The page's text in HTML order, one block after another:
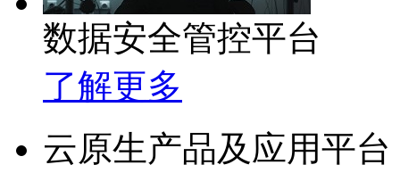
数据安全管控平台
了解更多
云原生产品及应用平台